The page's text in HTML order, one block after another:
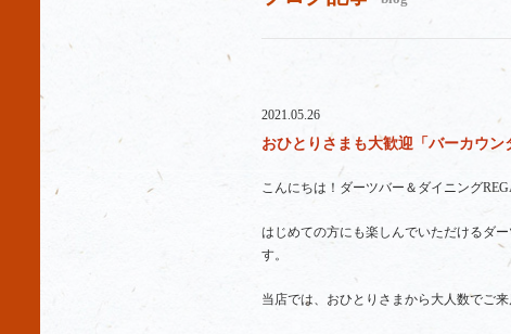
2021.05.26
おひとりさまも大歓迎「バーカウ
こんにちは！ダーツバー＆ダイニング
はじめての方にも楽しんでいただけるダ
す。
当店では、おひとりさまから大人数でご